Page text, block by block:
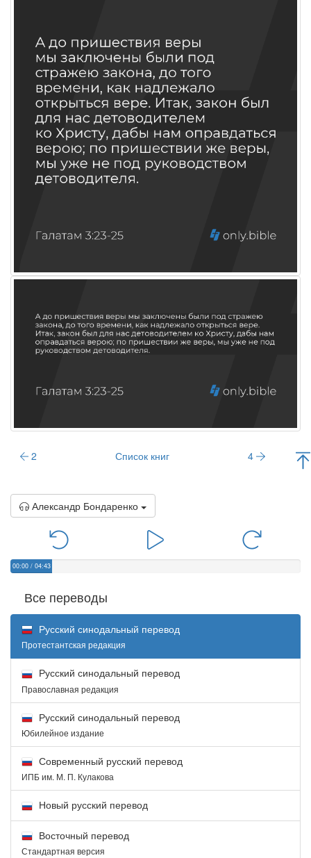
2 Список книг 4
Александр Бондаренко
00:00 / 04:43
Все переводы
Русский синодальный перевод
Протестантская редакция
Русский синодальный перевод
Православная редакция
Русский синодальный перевод
Юбилейное издание
Современный русский перевод
ИПБ им. М. П. Кулакова
Новый русский перевод
Восточный перевод
Стандартная версия